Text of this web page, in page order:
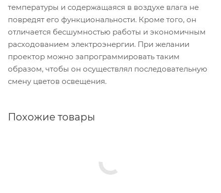
температуры и содержащаяся в воздухе влага не
повредят его функциональности. Кроме того, он
отличается бесшумностью работы и экономичным
расходованием электроэнергии. При желании
проектор можно запрограммировать таким
образом, чтобы он осуществлял последовательную
смену цветов освещения.
Похожие товары